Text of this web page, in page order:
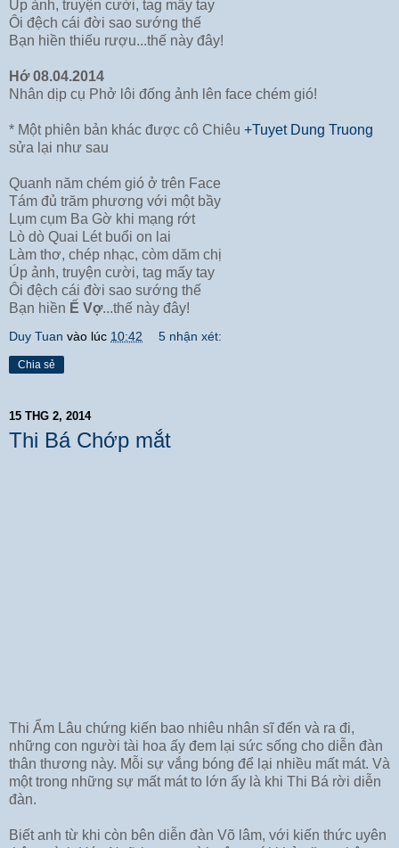
Úp ảnh, truyện cười, tag mấy tay
Ôi đệch cái đời sao sướng thế
Bạn hiền thiếu rượu...thế này đây!
Hớ 08.04.2014
Nhân dịp cụ Phở lôi đống ảnh lên face chém gió!
* Một phiên bản khác được cô Chiêu +Tuyet Dung Truong
sửa lại như sau
Quanh năm chém gió ở trên Face
Tám đủ trăm phương với một bầy
Lụm cụm Ba Gờ khi mạng rớt
Lò dò Quai Lét buổi on lai
Làm thơ, chép nhạc, còm dăm chị
Úp ảnh, truyện cười, tag mấy tay
Ôi đệch cái đời sao sướng thế
Bạn hiền Ế Vợ...thế này đây!
Duy Tuan vào lúc 10:42 5 nhận xét:
Chia sẻ
15 THG 2, 2014
Thi Bá Chớp mắt
Thi Ẩm Lâu chứng kiến bao nhiêu nhân sĩ đến và ra đi,
những con người tài hoa ấy đem lại sức sống cho diễn đàn
thân thương này. Mỗi sự vắng bóng để lại nhiều mất mát. Và
một trong những sự mất mát to lớn ấy là khi Thi Bá rời diễn
đàn.
Biết anh từ khi còn bên diễn đàn Võ lâm, với kiến thức uyên